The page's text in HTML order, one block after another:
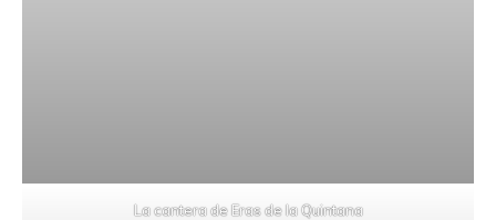
La cantera de Eras de la Quintana